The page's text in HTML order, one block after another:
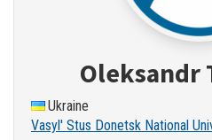
Oleksandr
Ukraine
Vasyl' Stus Donetsk National